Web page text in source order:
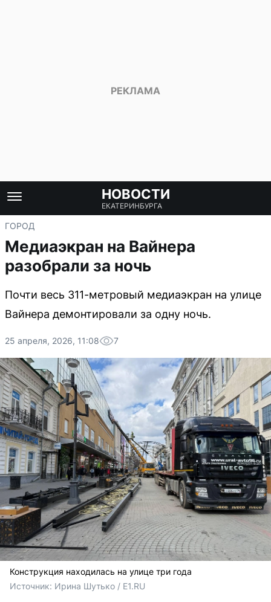
НОВОСТИ
ЕКАТЕРИНБУРГА
ГОРОД
Медиаэкран на Вайнера
разобрали за ночь
Почти весь 311-метровый медиаэкран на улице
Вайнера демонтировали за одну ночь.
25 апреля, 2026, 11:08 7
Конструкция находилась на улице три года
Источник: Ирина Шутько / E1.RU